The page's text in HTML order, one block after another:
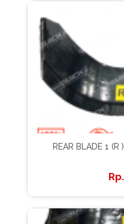
REAR BLADE 1 (R